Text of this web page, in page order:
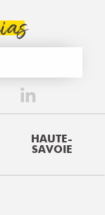
HAUTE-
SAVOIE